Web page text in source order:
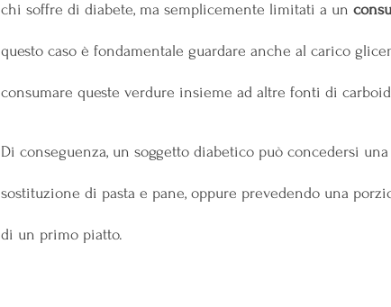
chi soffre di diabete, ma semplicemente limitati a un
questo caso è fondamentale guardare anche al carico
consumare queste verdure insieme ad altre fonti di
Di conseguenza, un soggetto diabetico può concedersi
sostituzione di pasta e pane, oppure prevedendo una
di un primo piatto.